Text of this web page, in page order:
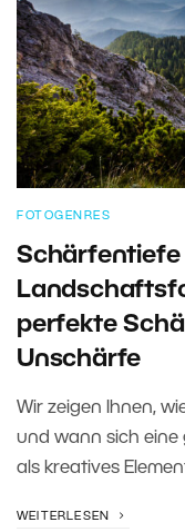
FOTOGENRES
Schärfentiefe
perfekte
Unschärfe
Wir zeigen Ihnen,
und wann sich eine
als kreatives
WEITERLESEN